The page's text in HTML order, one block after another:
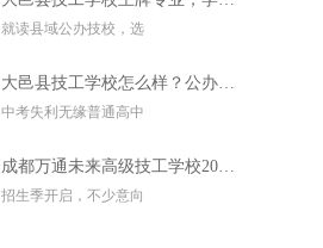
就读县域公办技校，选
中考失利无缘普通高中
招生季开启，不少意向